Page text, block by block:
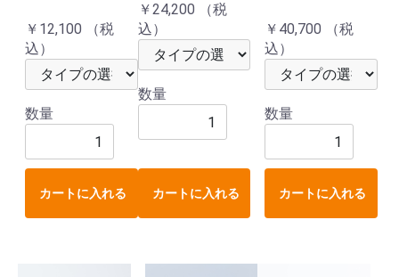
￥12,100 （税
込）
数量
カートに入れる
￥24,200 （税
込）
数量
カートに入れる
￥40,700 （税
込）
数量
カートに入れる